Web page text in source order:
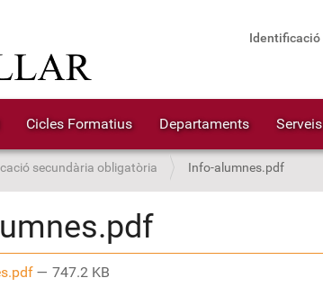
Identificació
Cicles Formatius Departaments Serveis
secundària obligatòria Info-alumnes.pdf
— 747.2 KB